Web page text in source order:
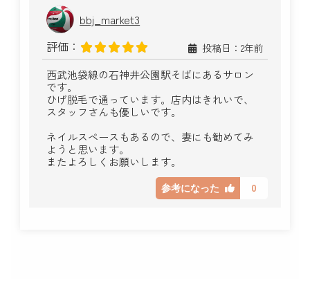
bbj_market3
評価：
投稿日：2年前
西武池袋線の石神井公園駅そばにあるサロン
です。
ひげ脱毛で通っています。店内はきれいで、
スタッフさんも優しいです。
ネイルスペースもあるので、妻にも勧めてみ
ようと思います。
またよろしくお願いします。
参考になった 0